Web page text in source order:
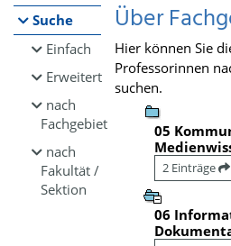
Suche
Einfach
Erweitert
nach
Fachgebiet
nach
Fakultät /
Sektion
Über
Hier können Sie
Professorinnen
suchen.
05
2 Einträge
06